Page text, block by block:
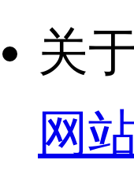
关
网